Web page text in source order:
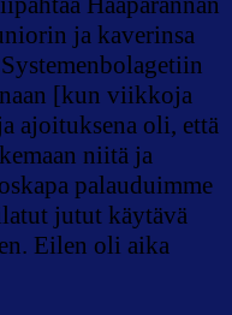
ja kaverinsa
[kun viikkoja
ajoituksena oli, että
niitä ja
palauduimme
jutut käytävä
Eilen oli aika